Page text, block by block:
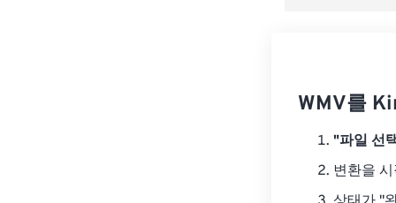
WMV를
"파일 선
변환을